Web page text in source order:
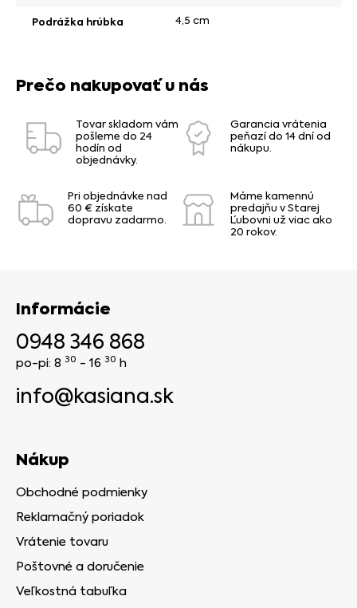
Podrážka hrúbka 4,5 cm
Prečo nakupovať u nás
Tovar skladom vám
pošleme do 24
hodín od
objednávky.
Garancia vrátenia
peňazí do 14 dní od
nákupu.
Pri objednávke nad
60 € získate
dopravu zadarmo.
Máme kamennú
predajňu v Starej
Ľubovni už viac ako
20 rokov.
Informácie
0948 346 868
po-pi: 8 30 - 16 30 h
info@kasiana.sk
Nákup
Obchodné podmienky
Reklamačný poriadok
Vrátenie tovaru
Poštovné a doručenie
Veľkostná tabuľka